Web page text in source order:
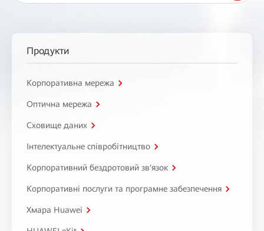
Продукти
Корпоративна мережа
Оптична мережа
Сховище даних
Інтелектуальне співробітництво
Корпоративний бездротовий зв'язок
Корпоративні послуги та програмне забезпечення
Хмара Huawei